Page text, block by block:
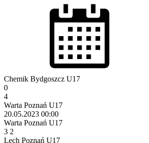
Chemik Bydgoszcz U17
0
4
Warta Poznań U17
20.05.2023 00:00
Warta Poznań U17
3 2
Lech Poznań U17